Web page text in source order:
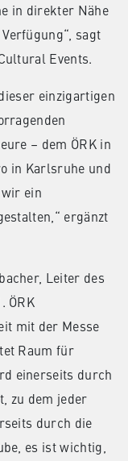
in direkter Nähe
sagt
Events.
einzigartigen
– dem ÖRK in
in Karlsruhe und
ein
ergänzt
Leiter des
ÖRK
mit der Messe
Raum für
einerseits durch
zu dem jeder
durch die
es ist wichtig,